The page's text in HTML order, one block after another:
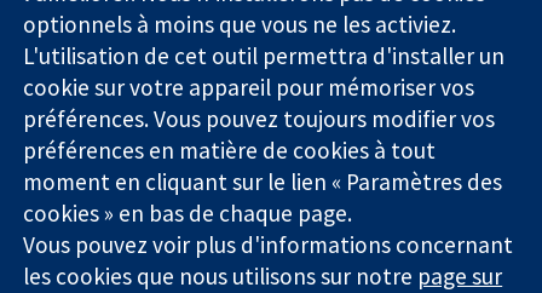
santé.
Offres
d'emploi
Library
La Collaboration Cochrane est une association caritative (n°
1045921) et une société à responsabilité limitée par garantie (n°
03044323) enregistrée en Angleterre et au Pays de Galles. Numéro
de TVA : GB 718 2127 49.
optionnels à moins que vous ne les activiez.
L'utilisation de cet outil permettra d'installer un
cookie sur votre appareil pour mémoriser vos
préférences. Vous pouvez toujours modifier vos
préférences en matière de cookies à tout
moment en cliquant sur le lien « Paramètres des
cookies » en bas de chaque page.
Vous pouvez voir plus d'informations concernant
les cookies que nous utilisons sur notre page sur